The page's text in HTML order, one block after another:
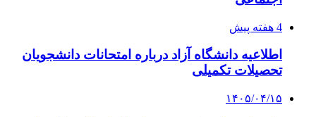
4 هفته پیش
اطلاعیه دانشگاه آزاد درباره امتحانات دانشجویان
تحصیلات تکمیلی
۱۴۰۵/۰۴/۱۵